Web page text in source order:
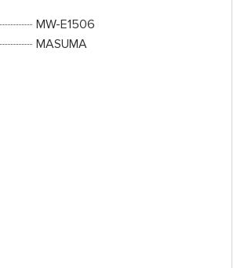
MW-E1506
MASUMA